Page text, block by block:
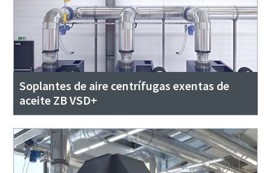
Soplantes de aire centrífugas exentas de
aceite ZB VSD+